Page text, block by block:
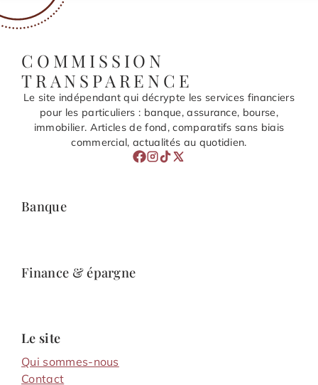
COMMISSION
TRANSPARENCE
Le site indépendant qui décrypte les services financiers
pour les particuliers : banque, assurance, bourse,
immobilier. Articles de fond, comparatifs sans biais
commercial, actualités au quotidien.
Banque
Finance & épargne
Le site
Qui sommes-nous
Contact